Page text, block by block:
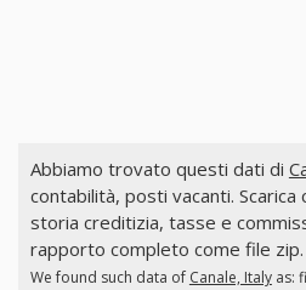
Abbiamo trovato questi dati di
contabilità, posti vacanti.
storia creditizia, tasse e
rapporto completo come file zip.
We found such data of Canale, Italyas: